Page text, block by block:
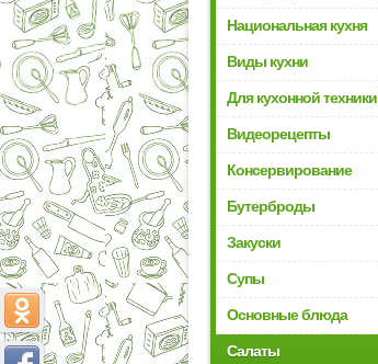
Национальная кухня
Виды кухни
Для кухонной техники
Видеорецепты
Консервирование
Бутерброды
Закуски
Супы
Основные блюда
Салаты